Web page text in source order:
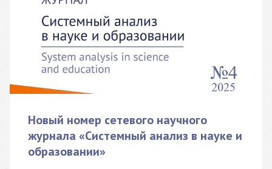
Новый номер сетевого научного
журнала «Системный анализ в науке и
образовании»